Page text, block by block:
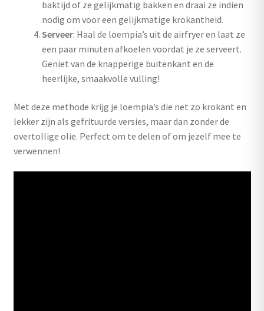
baktijd of ze gelijkmatig bakken en draai ze indien
nodig om voor een gelijkmatige krokantheid.
Serveer: Haal de loempia’s uit de airfryer en laat ze
een paar minuten afkoelen voordat je ze serveert.
Geniet van de knapperige buitenkant en de
heerlijke, smaakvolle vulling!
Met deze methode krijg je loempia’s die net zo krokant en
lekker zijn als gefrituurde versies, maar dan zonder de
overtollige olie. Perfect om te delen of om jezelf mee te
verwennen!